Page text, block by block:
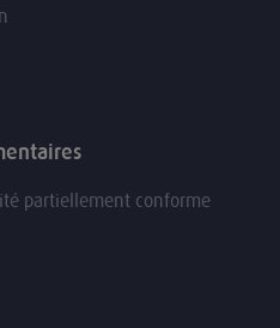
partiellement conforme